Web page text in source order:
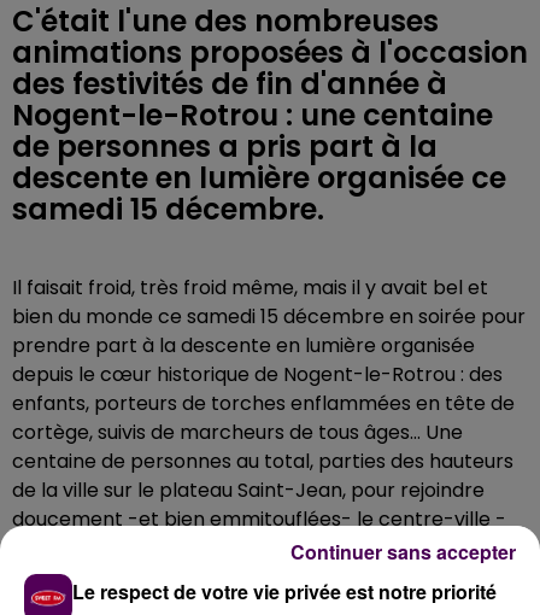
C'était l'une des nombreuses
animations proposées à l'occasion
des festivités de fin d'année à
Nogent-le-Rotrou : une centaine
de personnes a pris part à la
descente en lumière organisée ce
samedi 15 décembre.
Il faisait froid, très froid même, mais il y avait bel et
bien du monde ce samedi 15 décembre en soirée pour
prendre part à la descente en lumière organisée
depuis le cœur historique de Nogent-le-Rotrou : des
enfants, porteurs de torches enflammées en tête de
cortège, suivis de marcheurs de tous âges… Une
centaine de personnes au total, parties des hauteurs
de la ville sur le plateau Saint-Jean, pour rejoindre
doucement -et bien emmitouflées- le centre-ville -
Changement de programme en vue
Le respect de votre vie privée est notre priorité
Continuer sans accepter